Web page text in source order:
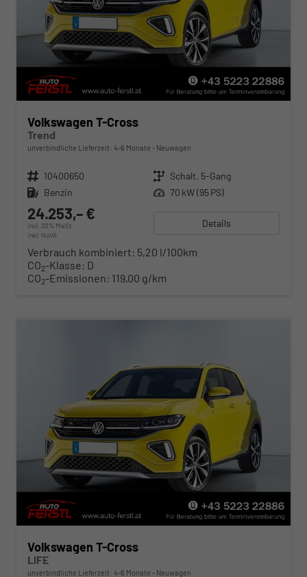
Volkswagen T-Cross
Trend
unverbindliche Lieferzeit: 4-6 Monate Neuwagen
Fahrzeugnr. 10400650 Getriebe Schalt. 5-Gang
Kraftstoff Benzin Leistung 70 kW (95 PS)
24.253,– €
incl. 20% MwSt.
inkl. NoVA
Details
Verbrauch kombiniert: 5,20 l/100km
CO2-Klasse: D
CO2-Emissionen: 119,00 g/km
Volkswagen T-Cross
LIFE
unverbindliche Lieferzeit: 4-6 Monate Neuwagen